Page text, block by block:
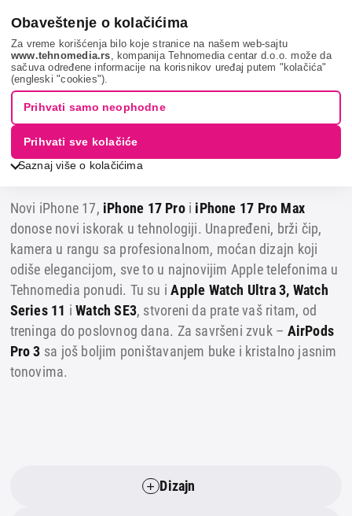
Obaveštenje o kolačićima
Za vreme korišćenja bilo koje stranice na našem web-sajtu
www.tehnomedia.rs , kompanija Tehnomedia centar d.o.o. može da
sačuva određene informacije na korisnikov uređaj putem "kolačića"
(engleski "cookies").
Saznaj više o kolačićima
Prihvati samo neophodne
Prihvati sve kolačiće
Telefoni, tableti i pametni satovi Mobilni telefoni
Apple
iPhone 17
Kupi odmah
Apple podiže standarde
kreativnosti i inovacije
Novi iPhone 17, iPhone 17 Proi iPhone 17 Pro Max
donose novi iskorak u tehnologiji. Unapređeni, brži čip,
kamera u rangu sa profesionalnom, moćan dizajn koji
odiše elegancijom, sve to u najnovijim Apple telefonima u
Tehnomedia ponudi. Tu su iApple Watch Ultra 3, Watch
Series 11 iWatch SE3, stvoreni da prate vaš ritam, od
treninga do poslovnog dana. Za savršeni zvuk – AirPods
Pro 3 sa još boljim poništavanjem buke i kristalno jasnim
tonovima.
Dizajn